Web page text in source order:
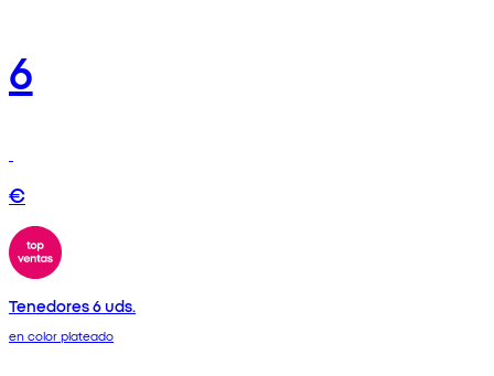
6
€
Tenedores 6 uds.
en color plateado